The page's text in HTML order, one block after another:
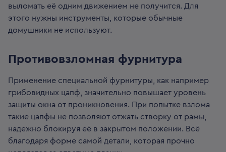
выломать её одним движением не получится. Для
этого нужны инструменты, которые обычные
домушники не используют.
Противовзломная фурнитура
Применение специальной фурнитуры, как например
грибовидных цапф, значительно повышает уровень
защиты окна от проникновения. При попытке взлома
такие цапфы не позволяют отжать створку от рамы,
надежно блокируя её в закрытом положении. Всё
благодаря форме самой детали, которая прочно